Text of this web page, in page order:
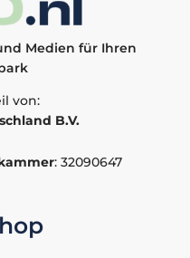
Medien für Ihren
von:
B.V.
: 32090647